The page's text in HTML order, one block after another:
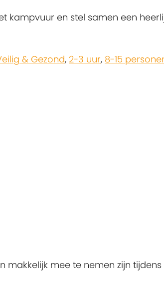
kampvuur en stel samen een
& Gezond, 2-3 uur, 8-15
mee te nemen zijn